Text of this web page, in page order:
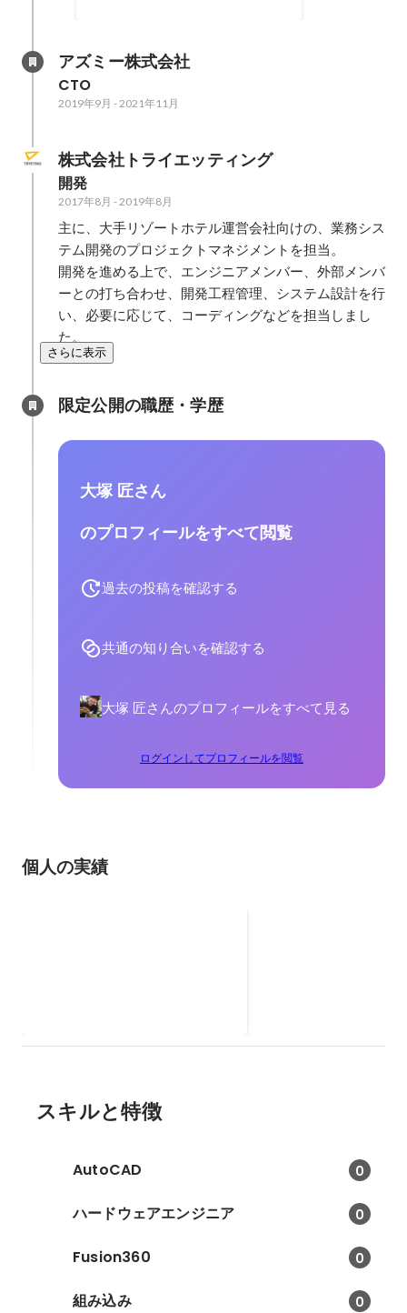
としました。 そこで、ISMS責任
強化、ISMS取得に必要な資産管
作成など一通りを行い、ISMS認証
を取得した。 取得後には、ユーザ
問い合わせにスムーズに答えるこ
とができるようになり、信頼性が
向上したと感じた。
アズミー株式会社
CTO
2019年9月 - 2021年11月
株式会社トライエッティング
開発
2017年8月 - 2019年8月
主に、大手リゾートホテル運営会社向けの、業務シス
テム開発のプロジェクトマネジメントを担当。
開発を進める上で、エンジニアメンバー、外部メンバ
ーとの打ち合わせ、開発工程管理、システム設計を行
い、必要に応じて、コーディングなどを担当しまし
た。
さらに表示
限定公開の職歴・学歴
大塚 匠さん
のプロフィールをすべて閲覧
過去の投稿を確認する
共通の知り合いを確認する
大塚 匠さんのプロフィールをすべて見る
ログインしてプロフィールを閲覧
個人の実績
CO2センサーで環境測定し、専用
そのレンタル機器として提供して
いたCO2センサーを、要件定義か
ームウェア設計開発、部品調達、
アの設計では、各店舗で必ず無線
か、ランニングコストが高いと提
厳しかったため、通信にはSigfox
スキルと特徴
AutoCAD 0
ハードウェアエンジニア 0
Fusion360 0
組み込み 0